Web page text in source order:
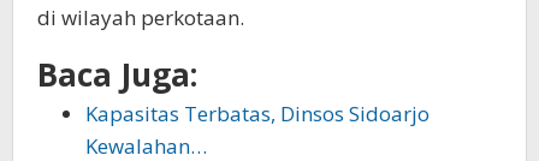
di wilayah perkotaan.
Baca Juga:
Kapasitas Terbatas, Dinsos Sidoarjo
Kewalahan…